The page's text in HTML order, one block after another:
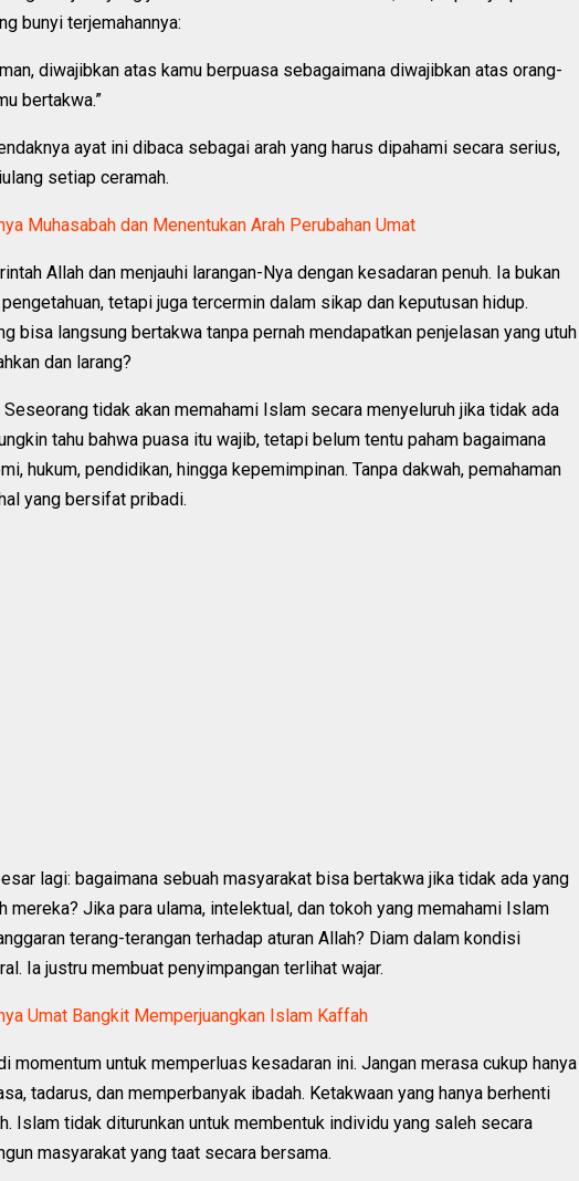
bunyi terjemahannya:
diwajibkan atas kamu berpuasa sebagaimana diwajibkan atas orang-
bertakwa.”
ayat ini dibaca sebagai arah yang harus dipahami secara serius,
setiap ceramah.
Muhasabah dan Menentukan Arah Perubahan Umat
Allah dan menjauhi larangan-Nya dengan kesadaran penuh. Ia bukan
tetapi juga tercermin dalam sikap dan keputusan hidup.
bisa langsung bertakwa tanpa pernah mendapatkan penjelasan yang utuh
dan larang?
tidak akan memahami Islam secara menyeluruh jika tidak ada
tahu bahwa puasa itu wajib, tetapi belum tentu paham bagaimana
hukum, pendidikan, hingga kepemimpinan. Tanpa dakwah, pemahaman
yang bersifat pribadi.
lagi: bagaimana sebuah masyarakat bisa bertakwa jika tidak ada yang
mereka? Jika para ulama, intelektual, dan tokoh yang memahami Islam
terang-terangan terhadap aturan Allah? Diam dalam kondisi
Ia justru membuat penyimpangan terlihat wajar.
Umat Bangkit Memperjuangkan Islam Kaffah
momentum untuk memperluas kesadaran ini. Jangan merasa cukup hanya
tadarus, dan memperbanyak ibadah. Ketakwaan yang hanya berhenti
Islam tidak diturunkan untuk membentuk individu yang saleh secara
masyarakat yang taat secara bersama.